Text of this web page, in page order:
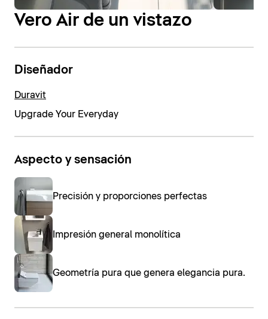
Vero Air de un vistazo
Diseñador
Duravit
Upgrade Your Everyday
Aspecto y sensación
Precisión y proporciones perfectas
Impresión general monolítica
Geometría pura que genera elegancia pura.